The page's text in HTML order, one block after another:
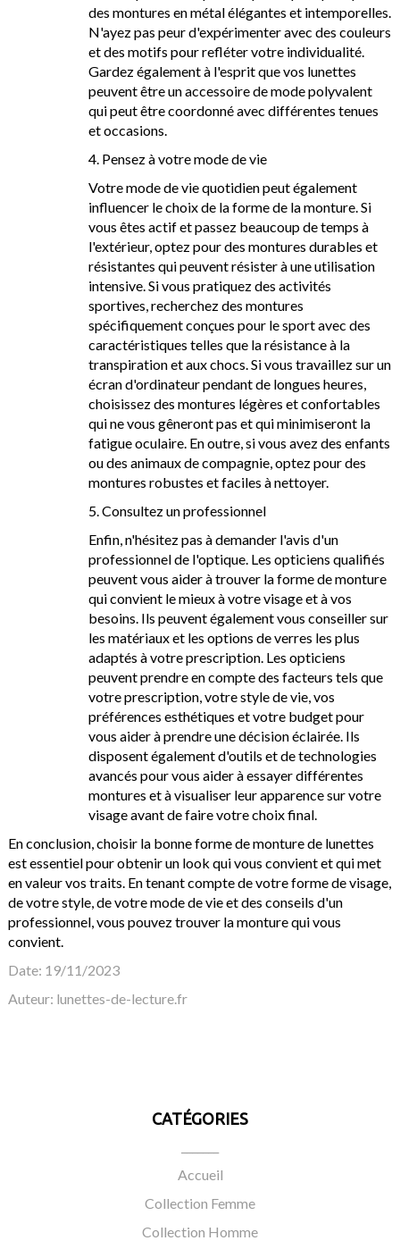
des montures en métal élégantes et intemporelles.
N'ayez pas peur d'expérimenter avec des couleurs
et des motifs pour refléter votre individualité.
Gardez également à l'esprit que vos lunettes
peuvent être un accessoire de mode polyvalent
qui peut être coordonné avec différentes tenues
et occasions.
4. Pensez à votre mode de vie
Votre mode de vie quotidien peut également
influencer le choix de la forme de la monture. Si
vous êtes actif et passez beaucoup de temps à
l'extérieur, optez pour des montures durables et
résistantes qui peuvent résister à une utilisation
intensive. Si vous pratiquez des activités
sportives, recherchez des montures
spécifiquement conçues pour le sport avec des
caractéristiques telles que la résistance à la
transpiration et aux chocs. Si vous travaillez sur un
écran d'ordinateur pendant de longues heures,
choisissez des montures légères et confortables
qui ne vous gêneront pas et qui minimiseront la
fatigue oculaire. En outre, si vous avez des enfants
ou des animaux de compagnie, optez pour des
montures robustes et faciles à nettoyer.
5. Consultez un professionnel
Enfin, n'hésitez pas à demander l'avis d'un
professionnel de l'optique. Les opticiens qualifiés
peuvent vous aider à trouver la forme de monture
qui convient le mieux à votre visage et à vos
besoins. Ils peuvent également vous conseiller sur
les matériaux et les options de verres les plus
adaptés à votre prescription. Les opticiens
peuvent prendre en compte des facteurs tels que
votre prescription, votre style de vie, vos
préférences esthétiques et votre budget pour
vous aider à prendre une décision éclairée. Ils
disposent également d'outils et de technologies
avancés pour vous aider à essayer différentes
montures et à visualiser leur apparence sur votre
visage avant de faire votre choix final.
En conclusion, choisir la bonne forme de monture de lunettes
est essentiel pour obtenir un look qui vous convient et qui met
en valeur vos traits. En tenant compte de votre forme de visage,
de votre style, de votre mode de vie et des conseils d'un
professionnel, vous pouvez trouver la monture qui vous
convient.
Date: 19/11/2023
Auteur: lunettes-de-lecture.fr
CATÉGORIES
Accueil
Collection Femme
Collection Homme